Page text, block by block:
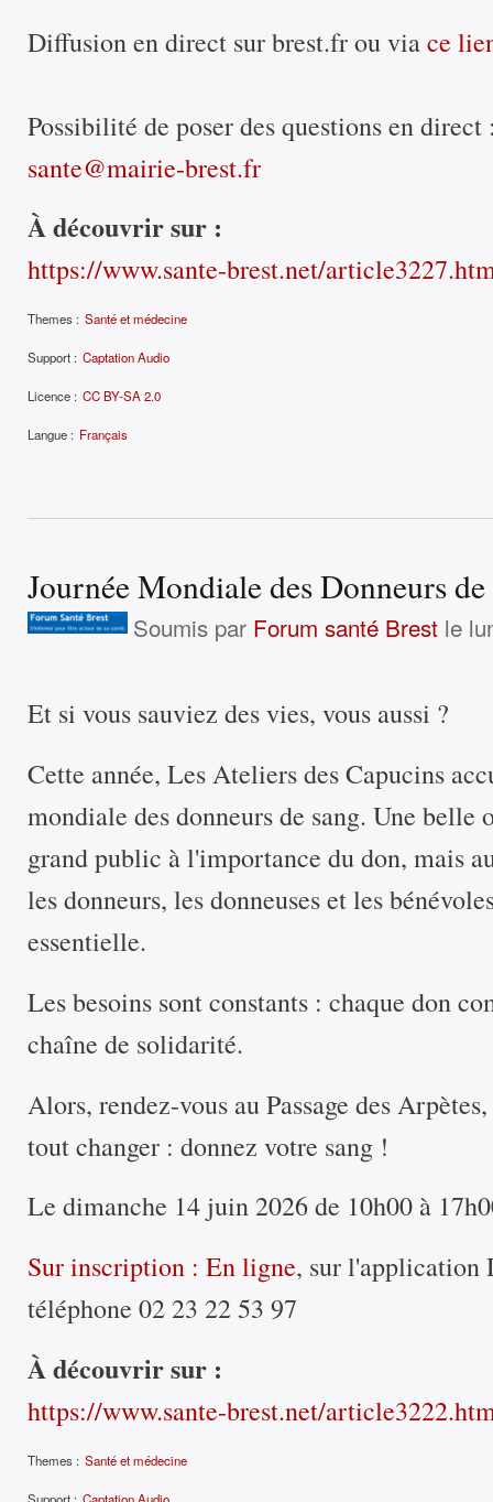
Diffusion en direct sur brest.fr ou viace
Possibilité de poser des questions en
sante@mairie-brest.fr
À découvrir sur :
https://www.sante-brest.net/
Themes : Santé et médecine
Support : Captation Audio
Licence : CC BY-SA 2.0
Langue : Français
Journée Mondiale des Donneurs
Soumis par Forum santé Brestle
Et si vous sauviez des vies, vous aussi ?
Cette année, Les Ateliers des Capucins
mondiale des donneurs de sang. Une belle
grand public à l'importance du don, mais
les donneurs, les donneuses et les
essentielle.
Les besoins sont constants : chaque don
chaîne de solidarité.
Alors, rendez-vous au Passage des
tout changer : donnez votre sang !
Le dimanche 14 juin 2026 de 10h00 à
Sur inscription : En ligne, sur l'application
téléphone 02 23 22 53 97
À découvrir sur :
https://www.sante-brest.net/
Themes : Santé et médecine
Support : Captation Audio